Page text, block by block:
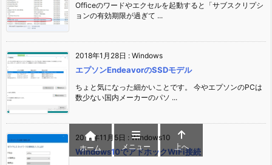
Officeのワードやエクセルを起動すると「サブスクリプシ
ョンの有効期限が過ぎて ...
2018年1月28日 : Windows
エプソンEndeavorのSSDモデル
ちょと気になった細かいことです。 今やエプソンのPCは
数少ない国内メーカーのパソ ...
2017年11月5日 : Windows10
Windows10でアドホックWiFi接続
ホーム メニュー 上へ